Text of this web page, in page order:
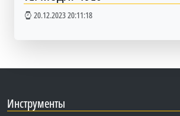
20.12.2023 20:11:18
Инструменты